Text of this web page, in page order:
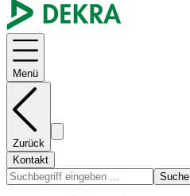
Menü
Zurück
Kontakt
Suche